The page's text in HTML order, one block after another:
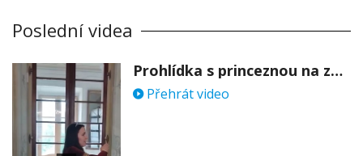
Poslední videa
Prohlídka s princeznou na zámku Stekník
Přehrát video